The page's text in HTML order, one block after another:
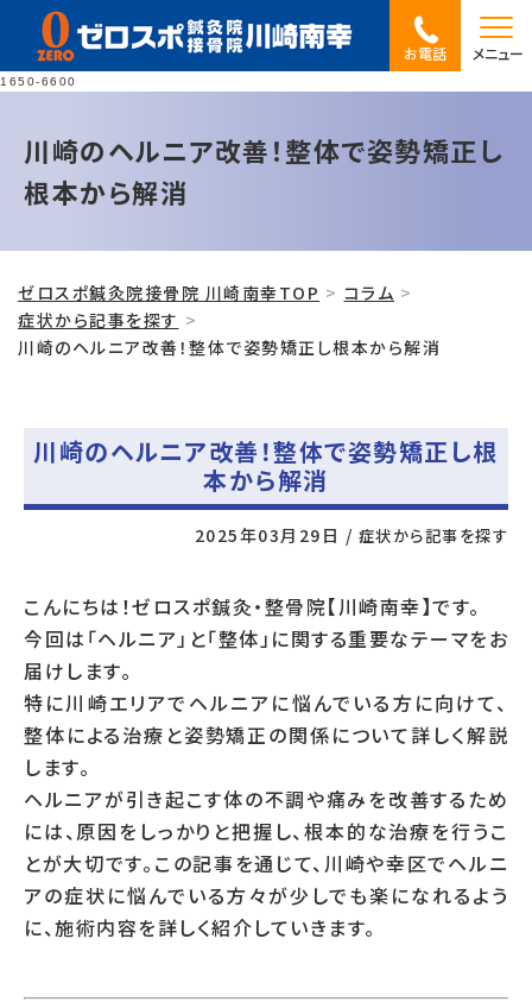
1650-6600
お電話 メニュー
川崎のヘルニア改善！整体で姿勢矯正し
根本から解消
ゼロスポ鍼灸院接骨院 川崎南幸TOP
コラム
症状から記事を探す
川崎のヘルニア改善！整体で姿勢矯正し根本から解消
川崎のヘルニア改善！整体で姿勢矯正し根
本から解消
2025年03月29日 / 症状から記事を探す
こんにちは！ゼロスポ鍼灸・整骨院【川崎南幸】です。
今回は「ヘルニア」と「整体」に関する重要なテーマをお
届けします。
特に川崎エリアでヘルニアに悩んでいる方に向けて、
整体による治療と姿勢矯正の関係について詳しく解説
します。
ヘルニアが引き起こす体の不調や痛みを改善するため
には、原因をしっかりと把握し、根本的な治療を行うこ
とが大切です。この記事を通じて、川崎や幸区でヘルニ
アの症状に悩んでいる方々が少しでも楽になれるよう
に、施術内容を詳しく紹介していきます。